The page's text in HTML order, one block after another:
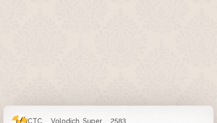
СТС Volodich_Super
2583